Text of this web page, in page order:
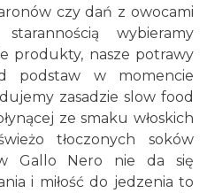
czy dań z owocami
wybieramy
produkty, nasze potrawy
podstaw w momencie
zasadzie slow food
ze smaku włoskich
tłoczonych soków
Gallo Nero nie da się
i miłość do jedzenia to